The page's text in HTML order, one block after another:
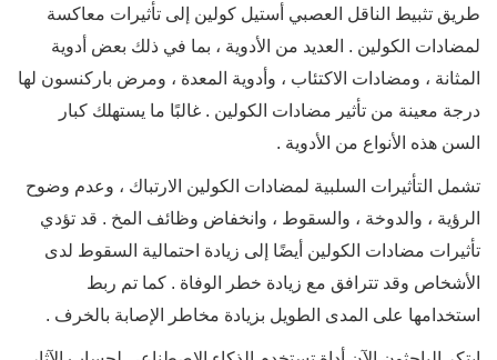
طريق تثبيط الناقل العصبي أستيل كولين إلى تأثيرات معاكسة
لمضادات الكولين . العديد من الأدوية ، بما في ذلك بعض أدوية
المثانة ، ومضادات الاكتئاب ، وأدوية المعدة ، ومرض باركنسون لها
درجة معينة من تأثير مضادات الكولين . غالبًا ما يستهلك كبار
السن هذه الأنواع من الأدوية .
تشمل التأثيرات السلبية لمضادات الكولين الارتباك ، وعدم وضوح
الرؤية ، والدوخة ، والسقوط ، وانخفاض وظائف المخ . قد تؤدي
تأثيرات مضادات الكولين أيضًا إلى زيادة احتمالية السقوط لدى
الأشخاص وقد تترافق مع زيادة خطر الوفاة . كما تم ربط
استخدامها على المدى الطويل بزيادة مخاطر الإصابة بالخرف .